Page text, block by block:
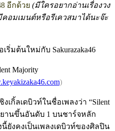
อีกด้วย (มีใครอยากอ่านเรื่องวง
คอมเมนต์หรือรีเควสมาได้นะจ๊ะ
Majority
)
กิ้ลเดบิวท์ในชื่อเพลงว่า “Silent
ยานขึ้นอันดับ 1 บนชาร์จหลัก
ยังคงเป็นเพลงเดบิวท์ของศิลปิน